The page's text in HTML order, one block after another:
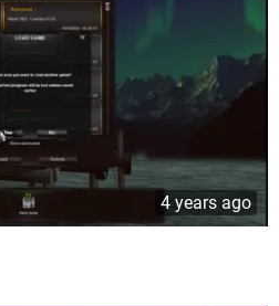
4 years ago